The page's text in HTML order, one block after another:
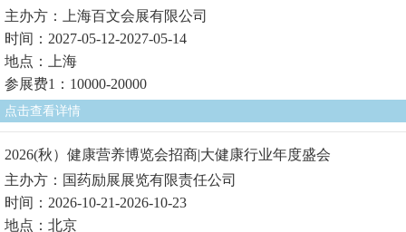
主办方：上海百文会展有限公司
时间：2027-05-12-2027-05-14
地点：上海
参展费1：10000-20000
点击查看详情
2026(秋）健康营养博览会招商|大健康行业年度盛会
主办方：国药励展展览有限责任公司
时间：2026-10-21-2026-10-23
地点：北京